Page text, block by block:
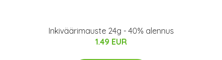
Inkiväärimauste 24g - 40% alennus
1.49 EUR